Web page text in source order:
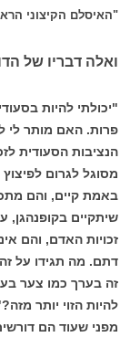
"האיסלם הקיצוני
ואלה דבריו של
"יכולתי להיות
פרות. האם מותר לי
הנציבות הסעודית
מסוגל לגרום
באמת קיים, והם
שיתקיים בקופנהגן,
זכויות האדם, והם
דתם. מה תגידו על
זה בערך כמו צער
להיות הזוי יותר
מפני שעוד הם